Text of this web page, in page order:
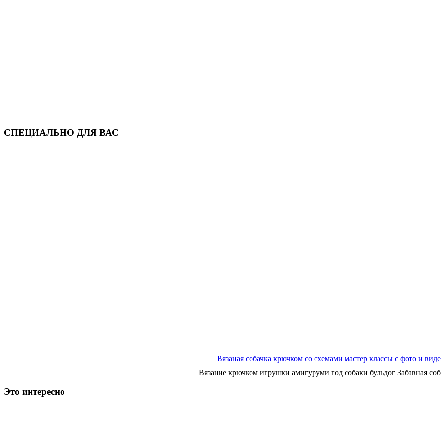
СПЕЦИАЛЬНО ДЛЯ ВАС
Вязаная собачка крючком со схемами мастер классы с фото и
Вязание крючком игрушки амигуруми год собаки бульдог Забавная
Это интересно